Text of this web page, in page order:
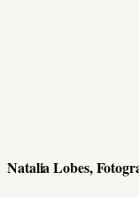
Natalia Lobes,